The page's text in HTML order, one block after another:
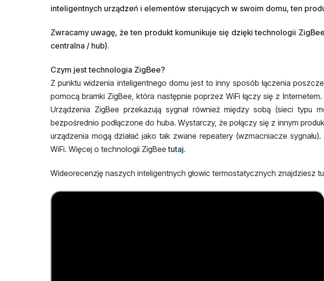
inteligentnych urządzeń i elementów sterujących w swoim domu, ten
Zwracamy uwagę, że ten produkt komunikuje się dzięki technologii
centralna / hub).
Czym jest technologia ZigBee?
Z punktu widzenia inteligentnego domu jest to inny sposób łączenia
pomocą bramki ZigBee, która następnie poprzez WiFi łączy się z
Urządzenia ZigBee przekazują sygnał również między sobą (sieci typu
bezpośrednio podłączone do huba. Wystarczy, że połączy się z innym
urządzenia mogą działać jako tak zwane repeatery (wzmacniacze
WiFi. Więcej o technologii ZigBeetutaj.
Wideorecenzję naszych inteligentnych głowic termostatycznych znajdziesz